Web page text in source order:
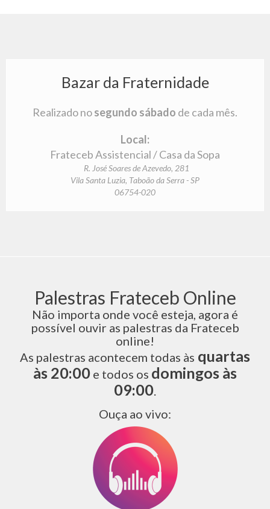
Bazar da Fraternidade
Realizado nosegundo sábado de cada mês.
Local:
Frateceb Assistencial / Casa da Sopa
R. José Soares de Azevedo, 281
Vila Santa Luzia, Taboão da Serra - SP
06754-020
Palestras Frateceb Online
Não importa onde você esteja, agora é
possível ouvir as palestras da Frateceb
online!
As palestras acontecem todas às quartas
às 20:00 e todos os domingos às
09:00
Ouça ao vivo: